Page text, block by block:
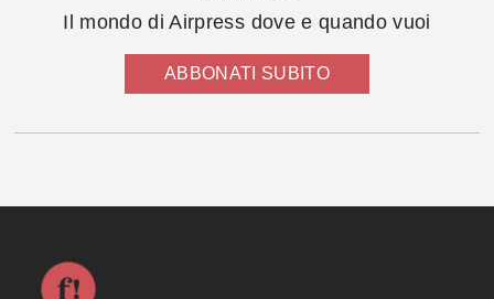
Il mondo di Airpress dove e quando vuoi
ABBONATI SUBITO